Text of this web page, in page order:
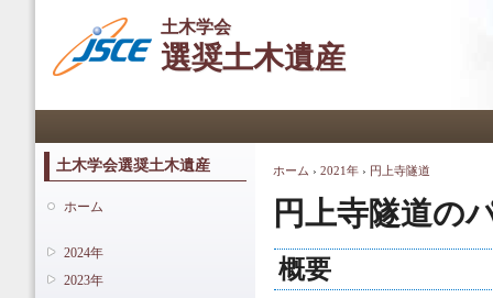
移
動
土木学会
選奨土木遺産
土木学会選奨土木遺産
ホーム
2024年
2023年
現在地
ホーム › 2021年 › 円上寺隧道
円上寺隧道の
概要